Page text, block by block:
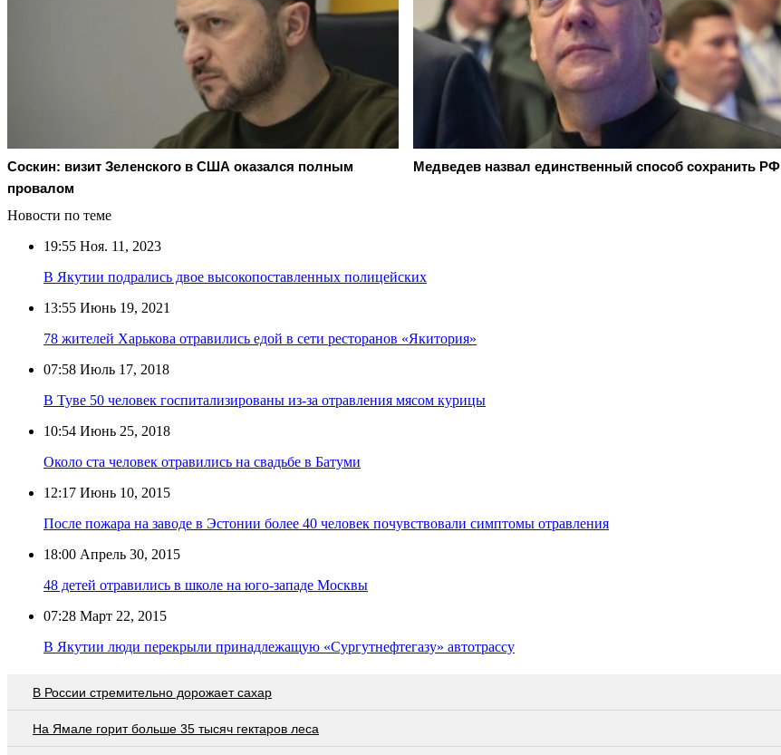
Соскин: визит Зеленского в США оказался полным
провалом
Медведев назвал единственный способ сохранить РФ
Новости по теме
19:55 Ноя. 11, 2023
В Якутии подрались двое высокопоставленных полицейских
13:55 Июнь 19, 2021
78 жителей Харькова отравились едой в сети ресторанов «Якитория»
07:58 Июль 17, 2018
В Туве 50 человек госпитализированы из-за отравления мясом курицы
10:54 Июнь 25, 2018
Около ста человек отравились на свадьбе в Батуми
12:17 Июнь 10, 2015
После пожара на заводе в Эстонии более 40 человек почувствовали симптомы отравления
18:00 Апрель 30, 2015
48 детей отравились в школе на юго-западе Москвы
07:28 Март 22, 2015
В Якутии люди перекрыли принадлежащую «Сургутнефтегазу» автотрассу
В России стремительно дорожает сахар
На Ямале горит больше 35 тысяч гектаров леса